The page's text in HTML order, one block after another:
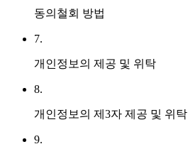
동의철회 방법
7.
개인정보의 제공 및 위탁
8.
개인정보의 제3자 제공 및 위탁
9.